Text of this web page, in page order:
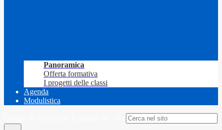
Panoramica
Offerta formativa
I progetti delle classi
Agenda
Modulistica